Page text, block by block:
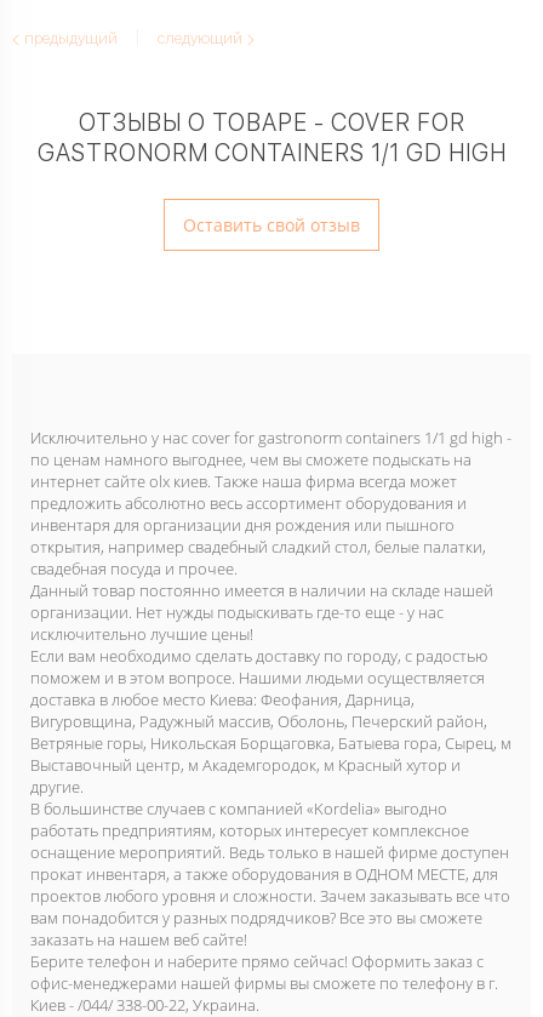
предыдущий следующий
ОТЗЫВЫ О ТОВАРЕ - COVER FOR
GASTRONORM CONTAINERS 1/1 GD HIGH
Оставить свой отзыв
Исключительно у нас cover for gastronorm containers 1/1 gd high -
по ценам намного выгоднее, чем вы сможете подыскать на
интернет сайте olx киев. Также наша фирма всегда может
предложить абсолютно весь ассортимент оборудования и
инвентаря для организации дня рождения или пышного
открытия, например свадебный сладкий стол, белые палатки,
свадебная посуда и прочее.
Данный товар постоянно имеется в наличии на складе нашей
организации. Нет нужды подыскивать где-то еще - у нас
исключительно лучшие цены!
Если вам необходимо сделать доставку по городу, с радостью
поможем и в этом вопросе. Нашими людьми осуществляется
доставка в любое место Киева: Феофания, Дарница,
Вигуровщина, Радужный массив, Оболонь, Печерский район,
Ветряные горы, Никольская Борщаговка, Батыева гора, Сырец, м
Выставочный центр, м Академгородок, м Красный хутор и
другие.
В большинстве случаев с компанией «Kordelia» выгодно
работать предприятиям, которых интересует комплексное
оснащение мероприятий. Ведь только в нашей фирме доступен
прокат инвентаря, а также оборудования в ОДНОМ МЕСТЕ, для
проектов любого уровня и сложности. Зачем заказывать все что
вам понадобится у разных подрядчиков? Все это вы сможете
заказать на нашем веб сайте!
Берите телефон и наберите прямо сейчас! Оформить заказ с
офис-менеджерами нашей фирмы вы сможете по телефону в г.
Киев - /044/ 338-00-22, Украина.